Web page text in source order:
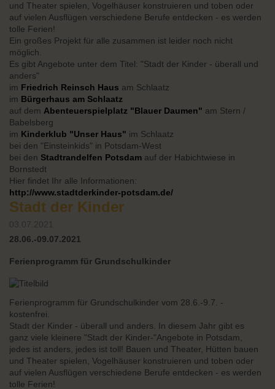
und Theater spielen, Vogelhäuser konstruieren und toben oder
auf vielen Ausflügen verschiedene Berufe entdecken - es werden
tolle Ferien!
Ein großes Projekt für alle zusammen ist leider noch nicht
möglich.
Es gibt Angebote unter dem Titel: "Stadt der Kinder - überall und
anders"
im Friedrich Reinsch Haus am Schlaatz
im Bürgerhaus am Schlaatz
auf dem Abenteuerspielplatz "Blauer Daumen" am Stern /
Babelsberg
im Kinderklub "Unser Haus" im Schlaatz
bei den "Einsteinkids" in Potsdam-West
bei den Stadtrandelfen Potsdam auf der Habichtwiese in
Bornstedt
Hier findet Ihr alle Informationen:
http://www.stadtderkinder-potsdam.de/
Stadt der Kinder
03.07.2021
28.06.-09.07.2021
Ferienprogramm für Grundschulkinder
Ferienprogramm für Grundschulkinder vom 28.6.-9.7. -
kostenfrei.
Stadt der Kinder - überall und anders. In diesem Jahr gibt es
ganz viele kleinere "Stadt der Kinder-"Angebote in Potsdam,
jedes ist anders, jedes ist toll! Bauen und Theater, Hütten bauen
und Theater spielen, Vogelhäuser konstruieren und toben oder
auf vielen Ausflügen verschiedene Berufe entdecken - es werden
tolle Ferien!